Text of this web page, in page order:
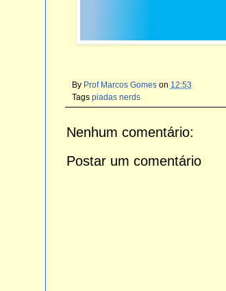
By Prof Marcos Gomes on 12:53
Tags piadas nerds
Nenhum comentário:
Postar um comentário